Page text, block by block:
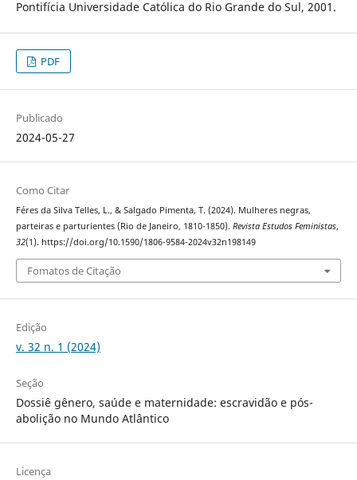
Pontifícia Universidade Católica do Rio Grande do Sul, 2001.
PDF
Publicado
2024-05-27
Como Citar
Féres da Silva Telles, L., & Salgado Pimenta, T. (2024). Mulheres negras,
parteiras e parturientes (Rio de Janeiro, 1810-1850). Revista Estudos Feministas,
32(1). https://doi.org/10.1590/1806-9584-2024v32n198149
Fomatos de Citação
Edição
v. 32 n. 1 (2024)
Seção
Dossiê gênero, saúde e maternidade: escravidão e pós-
abolição no Mundo Atlântico
Licença